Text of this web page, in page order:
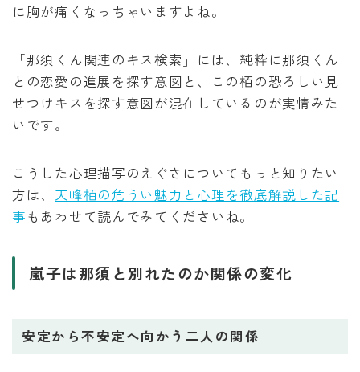
に胸が痛くなっちゃいますよね。
「那須くん関連のキス検索」には、純粋に那須くん
との恋愛の進展を探す意図と、この栢の恐ろしい見
せつけキスを探す意図が混在しているのが実情みた
いです。
こうした心理描写のえぐさについてもっと知りたい
方は、 天峰栢の危うい魅力と心理を徹底解説した記
事もあわせて読んでみてくださいね。
嵐子は那須と別れたのか関係の変化
安定から不安定へ向かう二人の関係